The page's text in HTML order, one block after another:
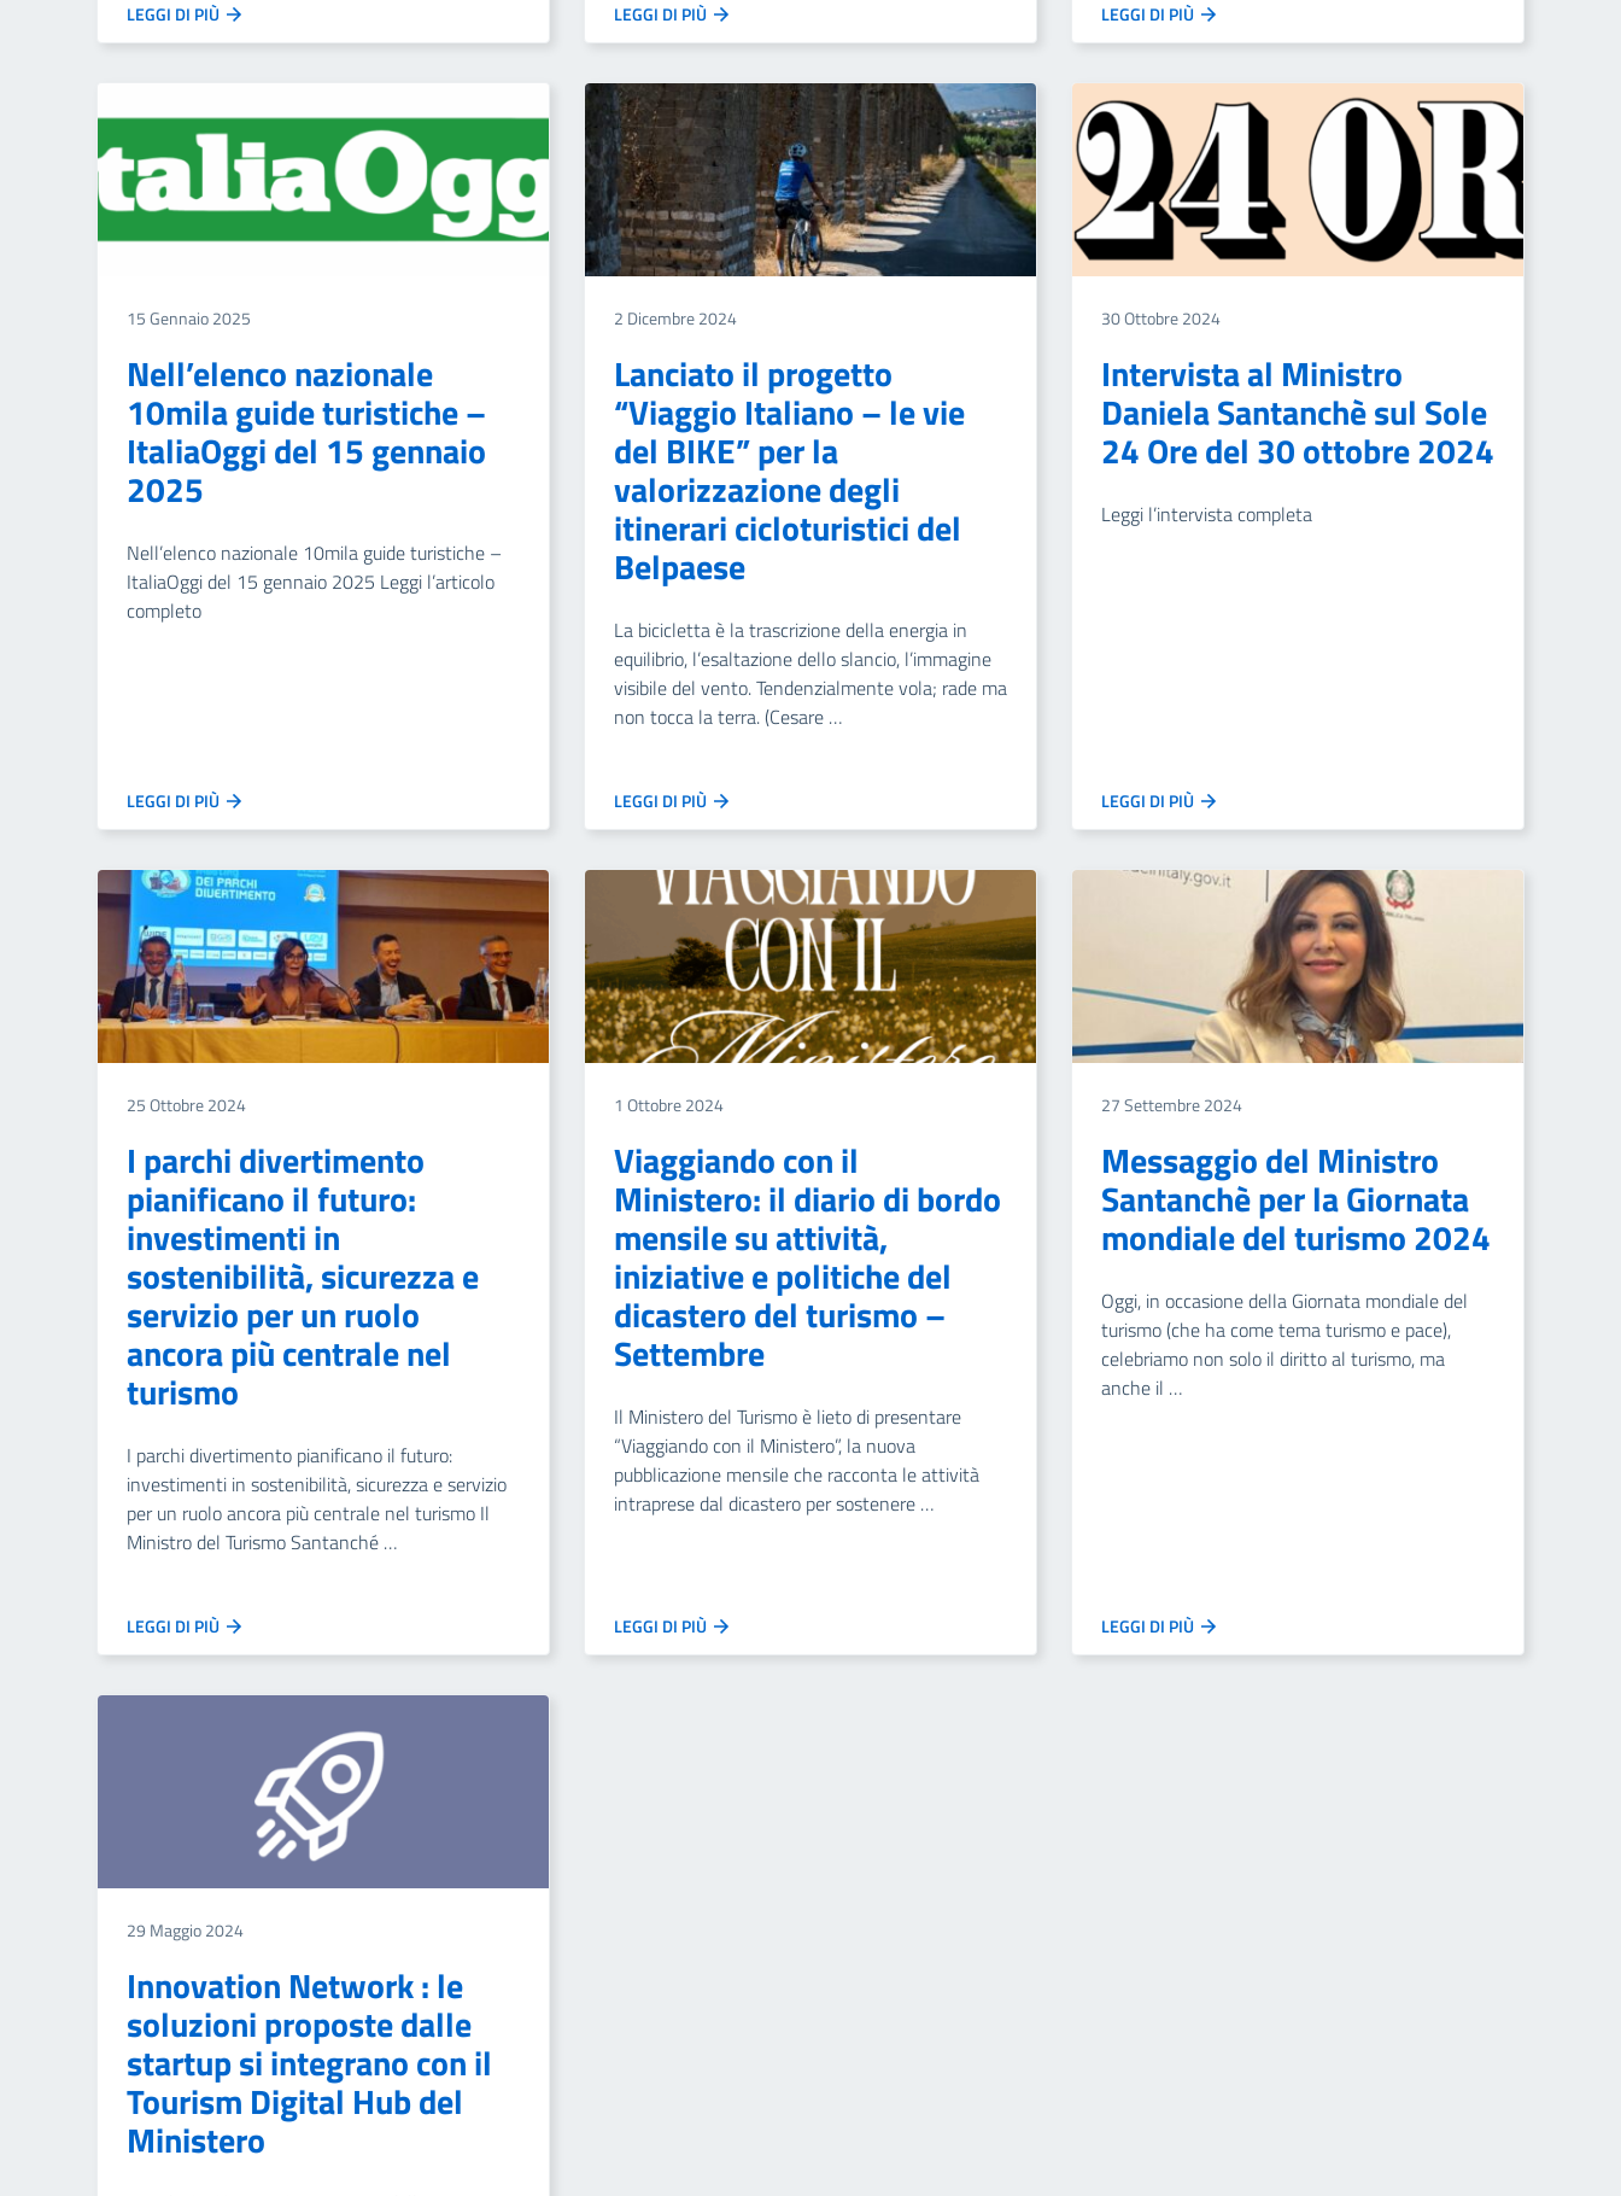
LEGGI DI PIÙ LEGGI DI PIÙ LEGGI DI PIÙ
15 Gennaio 2025
Nell’elenco nazionale
10mila guide turistiche –
ItaliaOggi del 15 gennaio
2025
Nell’elenco nazionale 10mila guide turistiche –
ItaliaOggi del 15 gennaio 2025 Leggi l’articolo
completo
LEGGI DI PIÙ
2 Dicembre 2024
Lanciato il progetto
“Viaggio Italiano – le vie
del BIKE” per la
valorizzazione degli
itinerari cicloturistici del
Belpaese
La bicicletta è la trascrizione della energia in
equilibrio, l’esaltazione dello slancio, l’immagine
visibile del vento. Tendenzialmente vola; rade ma
non tocca la terra. (Cesare …
LEGGI DI PIÙ
30 Ottobre 2024
Intervista al Ministro
Daniela Santanchè sul Sole
24 Ore del 30 ottobre 2024
Leggi l’intervista completa
LEGGI DI PIÙ
25 Ottobre 2024
I parchi divertimento
pianificano il futuro:
investimenti in
sostenibilità, sicurezza e
servizio per un ruolo
ancora più centrale nel
turismo
I parchi divertimento pianificano il futuro:
investimenti in sostenibilità, sicurezza e servizio
per un ruolo ancora più centrale nel turismo Il
Ministro del Turismo Santanché …
LEGGI DI PIÙ
1 Ottobre 2024
Viaggiando con il
Ministero: il diario di bordo
mensile su attività,
iniziative e politiche del
dicastero del turismo –
Settembre
Il Ministero del Turismo è lieto di presentare
“Viaggiando con il Ministero”, la nuova
pubblicazione mensile che racconta le attività
intraprese dal dicastero per sostenere …
LEGGI DI PIÙ
27 Settembre 2024
Messaggio del Ministro
Santanchè per la Giornata
mondiale del turismo 2024
Oggi, in occasione della Giornata mondiale del
turismo (che ha come tema turismo e pace),
celebriamo non solo il diritto al turismo, ma
anche il …
LEGGI DI PIÙ
29 Maggio 2024
Innovation Network : le
soluzioni proposte dalle
startup si integrano con il
Tourism Digital Hub del
Ministero